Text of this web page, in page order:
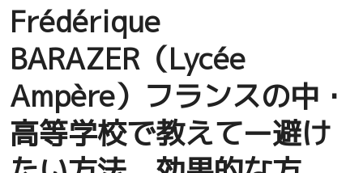
Frédérique
BARAZER（Lycée
Ampère）フランスの中・
高等学校で教えてー避け